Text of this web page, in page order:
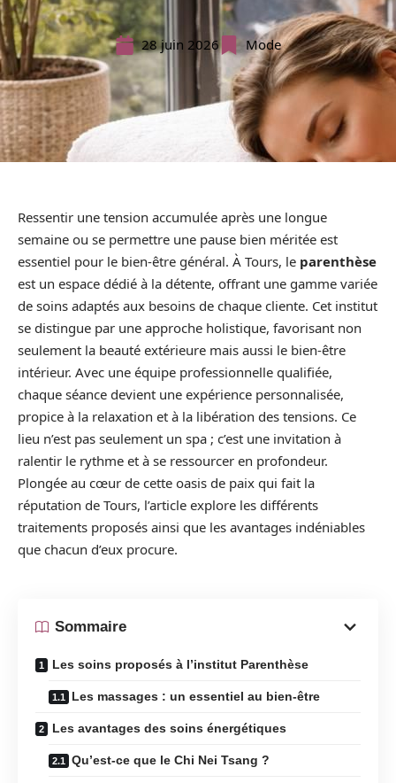
28 juin 2026 Mode
Ressentir une tension accumulée après une longue
semaine ou se permettre une pause bien méritée est
essentiel pour le bien-être général. À Tours, le parenthèse
est un espace dédié à la détente, offrant une gamme variée
de soins adaptés aux besoins de chaque cliente. Cet institut
se distingue par une approche holistique, favorisant non
seulement la beauté extérieure mais aussi le bien-être
intérieur. Avec une équipe professionnelle qualifiée,
chaque séance devient une expérience personnalisée,
propice à la relaxation et à la libération des tensions. Ce
lieu n’est pas seulement un spa ; c’est une invitation à
ralentir le rythme et à se ressourcer en profondeur.
Plongée au cœur de cette oasis de paix qui fait la
réputation de Tours, l’article explore les différents
traitements proposés ainsi que les avantages indéniables
que chacun d’eux procure.
Sommaire
Les soins proposés à l’institut Parenthèse
Les massages : un essentiel au bien-être
Les avantages des soins énergétiques
Qu’est-ce que le Chi Nei Tsang ?